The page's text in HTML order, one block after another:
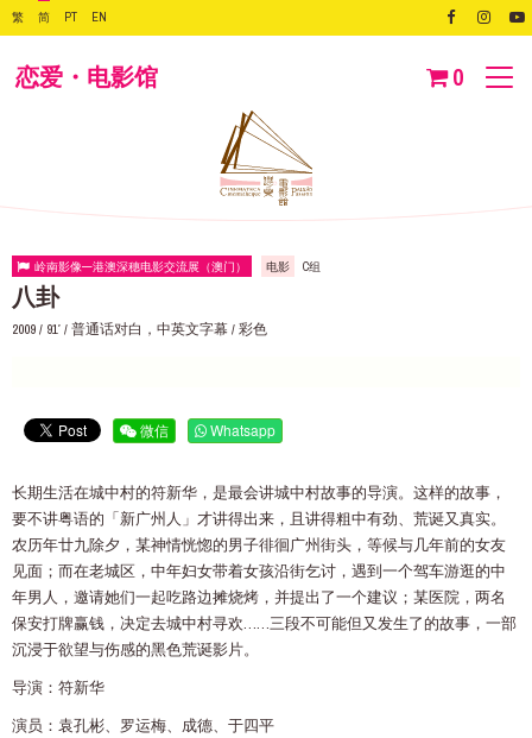
繁 简 PT EN
恋爱・电影馆 0
岭南影像—港澳深穗电影交流展（澳门） 电影 C组
八卦
2009 / 91′ / 普通话对白，中英文字幕 / 彩色
微信 Whatsapp
长期生活在城中村的符新华，是最会讲城中村故事的导演。这样的故事，
要不讲粤语的「新广州人」才讲得出来，且讲得粗中有劲、荒诞又真实。
农历年廿九除夕，某神情恍惚的男子徘徊广州街头，等候与几年前的女友
见面；而在老城区，中年妇女带着女孩沿街乞讨，遇到一个驾车游逛的中
年男人，邀请她们一起吃路边摊烧烤，并提出了一个建议；某医院，两名
保安打牌赢钱，决定去城中村寻欢……三段不可能但又发生了的故事，一部
沉浸于欲望与伤感的黑色荒诞影片。
导演：符新华
演员：袁孔彬、罗运梅、成德、于四平